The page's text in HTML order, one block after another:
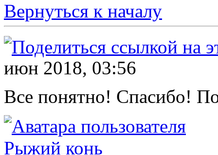
Вернуться к началу
июн 2018, 03:56
Все понятно! Спасибо!
Рыжий конь